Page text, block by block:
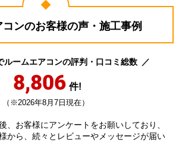
ンのお客様の声・施工事例
ルームエアコンの評判・口コミ総数
8,806 件!
（※2026年8月7日現在）
、お客様にアンケートをお願いしており、
から、続々とレビューやメッセージが届い